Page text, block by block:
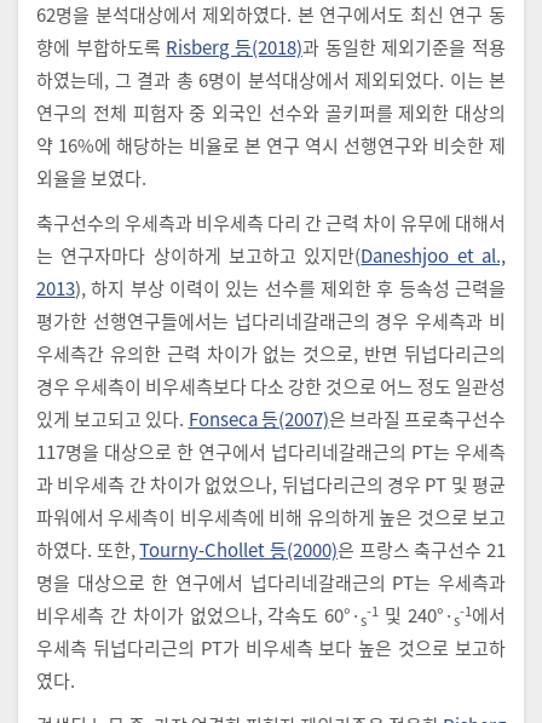
62명을 분석대상에서 제외하였다. 본 연구에서도 최신 연구 동
향에 부합하도록 Risberg 등(2018)과 동일한 제외기준을 적용
하였는데, 그 결과 총 6명이 분석대상에서 제외되었다. 이는 본
연구의 전체 피험자 중 외국인 선수와 골키퍼를 제외한 대상의
약 16%에 해당하는 비율로 본 연구 역시 선행연구와 비슷한 제
외율을 보였다.
축구선수의 우세측과 비우세측 다리 간 근력 차이 유무에 대해서
는 연구자마다 상이하게 보고하고 있지만(Daneshjoo et al.,
2013), 하지 부상 이력이 있는 선수를 제외한 후 등속성 근력을
평가한 선행연구들에서는 넙다리네갈래근의 경우 우세측과 비
우세측간 유의한 근력 차이가 없는 것으로, 반면 뒤넙다리근의
경우 우세측이 비우세측보다 다소 강한 것으로 어느 정도 일관성
있게 보고되고 있다. Fonseca 등(2007)은 브라질 프로축구선수
117명을 대상으로 한 연구에서 넙다리네갈래근의 PT는 우세측
과 비우세측 간 차이가 없었으나, 뒤넙다리근의 경우 PT 및 평균
파워에서 우세측이 비우세측에 비해 유의하게 높은 것으로 보고
하였다. 또한,Tourny-Chollet 등(2000)은 프랑스 축구선수 21
명을 대상으로 한 연구에서 넙다리네갈래근의 PT는 우세측과
비우세측 간 차이가 없었으나, 각속도 60°·s
-1 및 240°·s
-1에서
우세측 뒤넙다리근의 PT가 비우세측 보다 높은 것으로 보고하
였다.